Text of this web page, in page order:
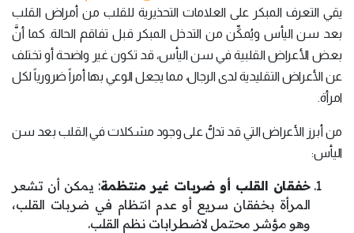
يقي التعرف المبكر على العلامات التحذيرية للقلب من أمراض القلب
بعد سن اليأس ويُمكِّن من التدخل المبكر قبل تفاقم الحالة. كما أنَّ
بعض الأعراض القلبية في سن اليأس، قد تكون غير واضحة أو تختلف
عن الأعراض التقليدية لدى الرجال، مما يجعل الوعي بها أمراً ضرورياً لكل
امرأة.
من أبرز الأعراض التي قد تدلُّ على وجود مشكلات في القلب بعد سن
اليأس:
خفقان القلب أو ضربات غير منتظمة: يمكن أن تشعر
المرأة بخفقان سريع أو عدم انتظام في ضربات القلب،
وهو مؤشر محتمل لاضطرابات نظم القلب.